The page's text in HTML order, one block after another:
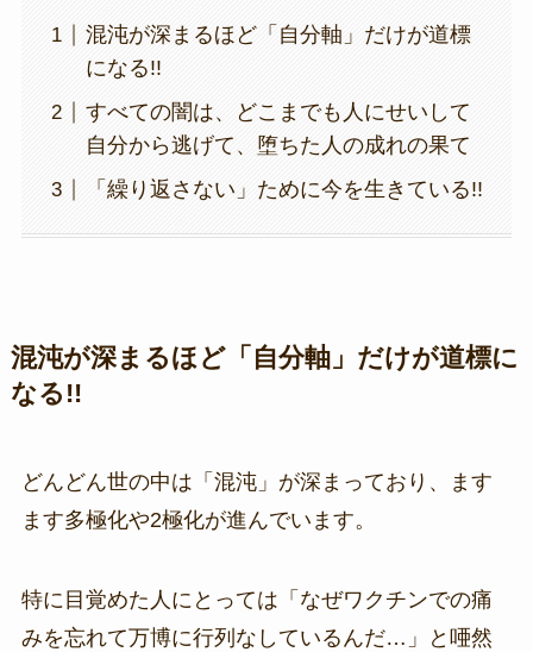
混沌が深まるほど「自分軸」だけが道標
になる!!
すべての闇は、どこまでも人にせいして
自分から逃げて、堕ちた人の成れの果て
「繰り返さない」ために今を生きている!!
混沌が深まるほど「自分軸」だけが道標に
なる!!
どんどん世の中は「混沌」が深まっており、ます
ます多極化や2極化が進んでいます。
特に目覚めた人にとっては「なぜワクチンでの痛
みを忘れて万博に行列なしているんだ…」と唖然